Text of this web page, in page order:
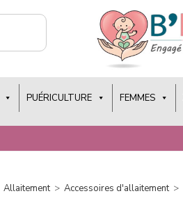
PUÉRICULTURE FEMMES
Allaitement > Accessoires d'allaitement >